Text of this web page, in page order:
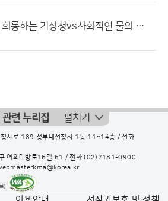
국민 매일 희롱하는 기상청vs사회적인 물의 일으키는 여가부
관련 누리집 펼치기
사로 189 정부대전청사 1동 11~14층 / 전화
여의대방로16길 61 / 전화(02)2181-0900
webmasterkma@korea.kr